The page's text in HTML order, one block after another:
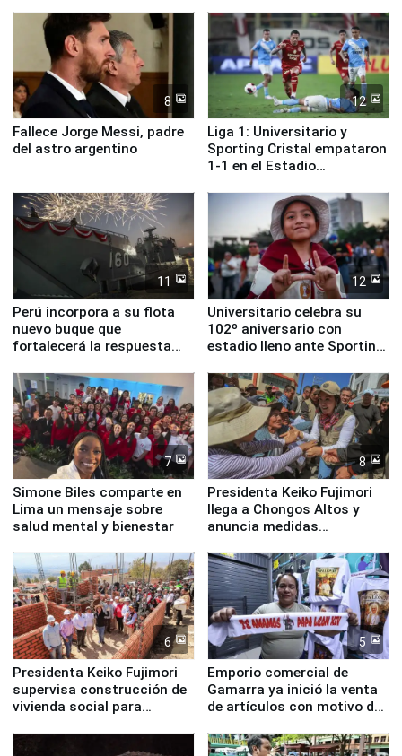
8
Fallece Jorge Messi, padre
del astro argentino
12
Liga 1: Universitario y
Sporting Cristal empataron
1-1 en el Estadio
11
Perú incorpora a su flota
nuevo buque que
fortalecerá la respuesta
12
Universitario celebra su
102º aniversario con
estadio lleno ante Sporting
7
Simone Biles comparte en
Lima un mensaje sobre
salud mental y bienestar
8
Presidenta Keiko Fujimori
llega a Chongos Altos y
anuncia medidas
educación, salud y empleo
6
Presidenta Keiko Fujimori
supervisa construcción de
vivienda social para
5
Emporio comercial de
Gamarra ya inició la venta
de artículos con motivo de